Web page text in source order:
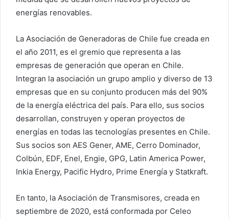
energías renovables.
La Asociación de Generadoras de Chile fue creada en
el año 2011, es el gremio que representa a las
empresas de generación que operan en Chile.
Integran la asociación un grupo amplio y diverso de 13
empresas que en su conjunto producen más del 90%
de la energía eléctrica del país. Para ello, sus socios
desarrollan, construyen y operan proyectos de
energías en todas las tecnologías presentes en Chile.
Sus socios son AES Gener, AME, Cerro Dominador,
Colbún, EDF, Enel, Engie, GPG, Latin America Power,
Inkia Energy, Pacific Hydro, Prime Energía y Statkraft.
En tanto, la Asociación de Transmisores, creada en
septiembre de 2020, está conformada por Celeo